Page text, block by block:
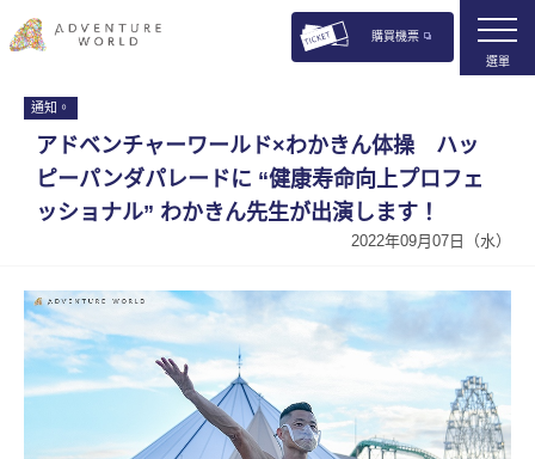
購買機票
選單
通知。
アドベンチャーワールド×わかきん体操 ハッ
ピーパンダパレードに “健康寿命向上プロフェ
ッショナル” わかきん先生が出演します！
2022年09月07日（水）